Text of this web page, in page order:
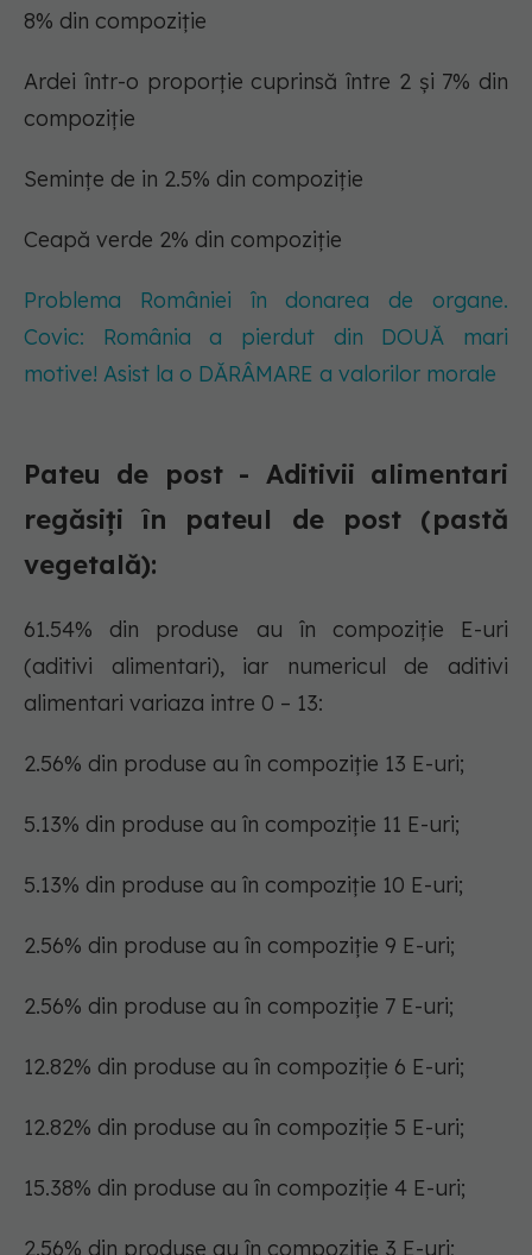
8% din compoziție
Ardei într-o proporție cuprinsă între 2 și 7% din
compoziție
Semințe de in 2.5% din compoziție
Ceapă verde 2% din compoziție
Problema României în donarea de organe.
Covic: România a pierdut din DOUĂ mari
motive! Asist la o DĂRÂMARE a valorilor morale
Pateu de post - Aditivii alimentari
regăsiți în pateul de post (pastă
vegetală):
61.54% din produse au în compoziție E-uri
(aditivi alimentari), iar numericul de aditivi
alimentari variaza intre 0 – 13:
2.56% din produse au în compoziție 13 E-uri;
5.13% din produse au în compoziție 11 E-uri;
5.13% din produse au în compoziție 10 E-uri;
2.56% din produse au în compoziție 9 E-uri;
2.56% din produse au în compoziție 7 E-uri;
12.82% din produse au în compoziție 6 E-uri;
12.82% din produse au în compoziție 5 E-uri;
15.38% din produse au în compoziție 4 E-uri;
2.56% din produse au în compoziție 3 E-uri;